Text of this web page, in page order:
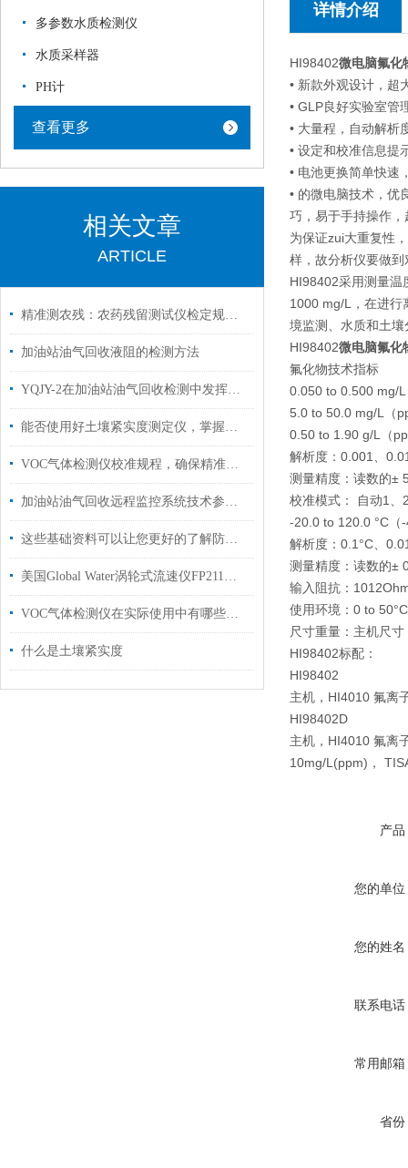
多参数水质检测仪
水质采样器
PH计
查看更多
相关文章
ARTICLE
精准测农残：农药残留测试仪检定规程详解
加油站油气回收液阻的检测方法
YQJY-2在加油站油气回收检测中发挥的作用
能否使用好土壤紧实度测定仪，掌握其功能是关键
VOC气体检测仪校准规程，确保精准测量的关键步骤
加油站油气回收远程监控系统技术参数及设备原理
这些基础资料可以让您更好的了解防水笔式电导率仪
美国Global Water涡轮式流速仪FP211用于现场测量平均流速
VOC气体检测仪在实际使用中有哪些特性？
什么是土壤紧实度
详情介绍
HI98402微电脑氟化
• 新款外观设计，超
• GLP良好实验室管
• 大量程，自动解析
• 设定和校准信息提
• 电池更换简单快速
• 的微电脑技术，优
巧，易于手持操作
为保证zui大重复性
样，故分析仪要做
HI98402采用测量温
1000 mg/L，在进行
境监测、水质和土
HI98402微电脑氟化
氟化物技术指标
0.050 to 0.500 mg/
5.0 to 50.0 mg/L（
0.50 to 1.90 g/L（
解析度：0.001、
测量精度：读数的±
校准模式： 自动1、
-20.0 to 120.0 °C（
解析度：0.1°C、
测量精度：读数的±
输入阻抗：
使用环境：0 to
尺寸重量：主机尺
HI98402标配：
HI98402
主机，HI4010 氟离
HI98402D
主机，HI4010 氟离
10mg/L(ppm)，
产品
您的单位
您的姓名
联系电话
常用邮箱
省份